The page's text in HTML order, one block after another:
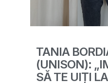
TANIA
(UNISON):
SĂ TE UIȚI